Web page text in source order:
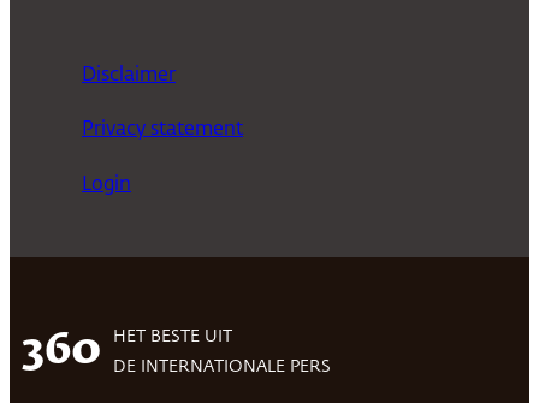
Disclaimer
Privacy statement
Login
360
HET BESTE UIT
DE INTERNATIONALE PERS